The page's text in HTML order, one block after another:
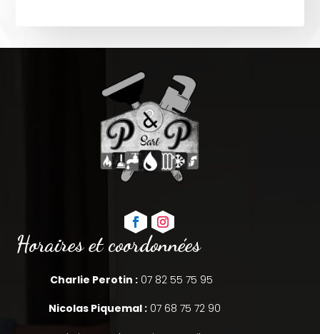
Horaires et coordonnées
Charlie Perotin : 07 82 55 75 95
Nicolas Piquemal : 07 68 75 72 90